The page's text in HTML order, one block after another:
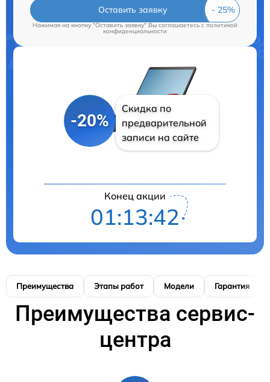
Оставить заявку
Нажимая на кнопку "Оставить заявку" Вы соглашаетесь cполитикой
конфиденциальности
-20%
Скидка по
предварительной
записи на сайте
Конец акции
01:13:41
Преимущества Этапы работ Модели Гарантия
Преимущества сервис-
центра